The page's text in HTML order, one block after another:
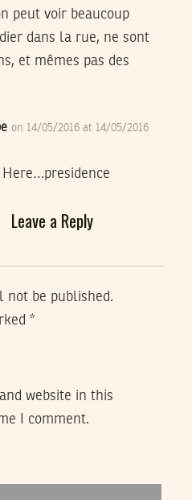
peut voir beaucoup
dans la rue, ne sont
et mêmes pas des
on 14/05/2016 at 14/05/2016
Here…presidence
Leave a Reply
not be published.
*
website in this
I comment.